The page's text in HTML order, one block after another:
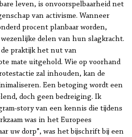
leven, is onvoorspelbaarheid net
van activisme. Wanneer
procent planbaar worden,
delen van hun slagkracht.
praktijk het nut van
mate uitgehold. Wie op voorhand
zal inhouden, kan de
Een betoging wordt een
doch geen bedreiging. Ik
story van een kennis die tijdens
was in het Europees
uw dorp”, was het bijschrift bij een